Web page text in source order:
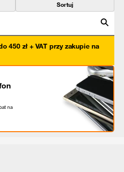
Sortuj
450 zł + VAT przy zakupie na
na